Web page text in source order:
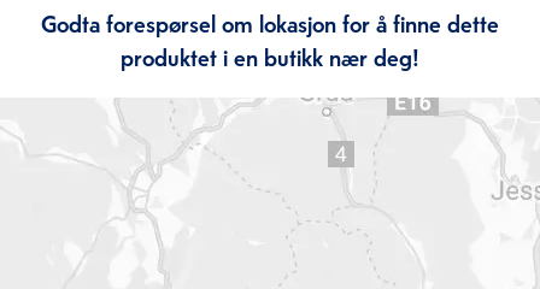
Godta forespørsel om lokasjon for å finne dette
produktet i en butikk nær deg!